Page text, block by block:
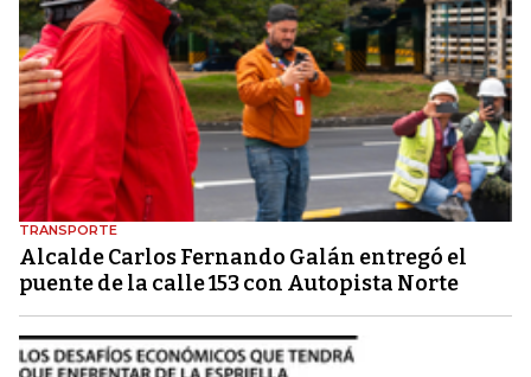
TRANSPORTE
Alcalde Carlos Fernando Galán entregó el
puente de la calle 153 con Autopista Norte